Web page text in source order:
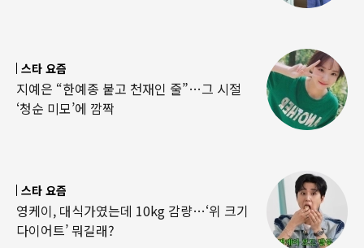
스타 요즘
지예은 “한예종 붙고 천재인 줄”…그 시절
‘청순 미모’에 깜짝
스타 요즘
영케이, 대식가였는데 10kg 감량…‘위 크기
다이어트’ 뭐길래?